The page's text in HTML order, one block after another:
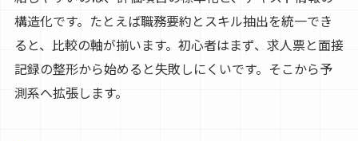
構造化です。たとえば職務要約とスキル抽出を統一でき
ると、比較の軸が揃います。初心者はまず、求人票と面接
記録の整形から始めると失敗しにくいです。そこから予
測系へ拡張します。